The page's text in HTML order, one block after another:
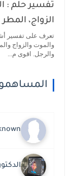
تفسير حلم :
الزواج،
تعرف على تفسير
والموت والزواج
والرجل. اقوى م...